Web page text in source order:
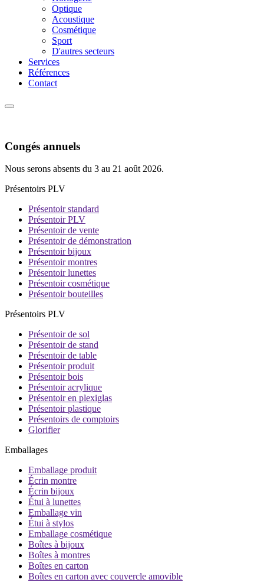
Optique
Acoustique
Cosmétique
Sport
D'autres secteurs
Services
Références
Contact
Congés annuels
Nous serons absents du 3 au 21 août 2026.
Présentoirs PLV
Présentoir standard
Présentoir PLV
Présentoir de vente
Présentoir de démonstration
Présentoir bijoux
Présentoir montres
Présentoir lunettes
Présentoir cosmétique
Présentoir bouteilles
Présentoirs PLV
Présentoir de sol
Présentoir de stand
Présentoir de table
Présentoir produit
Présentoir bois
Présentoir acrylique
Présentoir en plexiglas
Présentoir plastique
Présentoirs de comptoirs
Glorifier
Emballages
Emballage produit
Écrin montre
Écrin bijoux
Étui à lunettes
Emballage vin
Étui à stylos
Emballage cosmétique
Boîtes à bijoux
Boîtes à montres
Boîtes en carton
Boîtes en carton avec couvercle amovible